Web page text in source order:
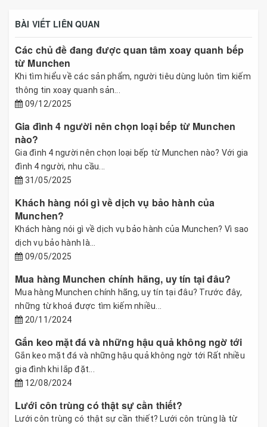
BÀI VIẾT LIÊN QUAN
Các chủ đề đang được quan tâm xoay quanh bếp
từ Munchen
Khi tìm hiểu về các sản phẩm, người tiêu dùng luôn tìm kiếm
thông tin xoay quanh sản...
09/12/2025
Gia đình 4 người nên chọn loại bếp từ Munchen
nào?
Gia đình 4 người nên chọn loại bếp từ Munchen nào? Với gia
đình 4 người, nhu cầu...
31/05/2025
Khách hàng nói gì về dịch vụ bảo hành của
Munchen?
Khách hàng nói gì về dịch vụ bảo hành của Munchen? Vì sao
dịch vụ bảo hành là...
09/05/2025
Mua hàng Munchen chính hãng, uy tín tại đâu?
Mua hàng Munchen chính hãng, uy tín tại đâu? Trước đây,
những từ khoá được tìm kiếm nhiều...
20/11/2024
Gắn keo mặt đá và những hậu quả không ngờ tới
Gắn keo mặt đá và những hậu quả không ngờ tới Rất nhiều
gia đình khi lắp đặt...
12/08/2024
Lưới côn trùng có thật sự cần thiết?
Lưới côn trùng có thật sự cần thiết? Lưới côn trùng là từ